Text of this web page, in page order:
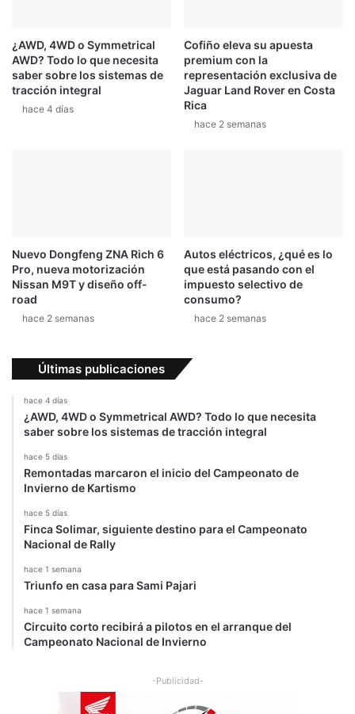
s
R
e
y
a
r
a
l
r
o
l
¿AWD, 4WD o Symmetrical
AWD? Todo lo que necesita
saber sobre los sistemas de
tracción integral
hace 4 días
Cofiño eleva su apuesta
premium con la
representación exclusiva de
Jaguar Land Rover en Costa
Rica
hace 2 semanas
Nuevo Dongfeng ZNA Rich 6
Pro, nueva motorización
Nissan M9T y diseño off-
road
hace 2 semanas
Autos eléctricos, ¿qué es lo
que está pasando con el
impuesto selectivo de
consumo?
hace 2 semanas
Últimas publicaciones
hace 4 días
¿AWD, 4WD o Symmetrical AWD? Todo lo que necesita
saber sobre los sistemas de tracción integral
hace 5 días
Remontadas marcaron el inicio del Campeonato de
Invierno de Kartismo
hace 5 días
Finca Solimar, siguiente destino para el Campeonato
Nacional de Rally
hace 1 semana
Triunfo en casa para Sami Pajari
hace 1 semana
Circuito corto recibirá a pilotos en el arranque del
Campeonato Nacional de Invierno
-Publicidad-